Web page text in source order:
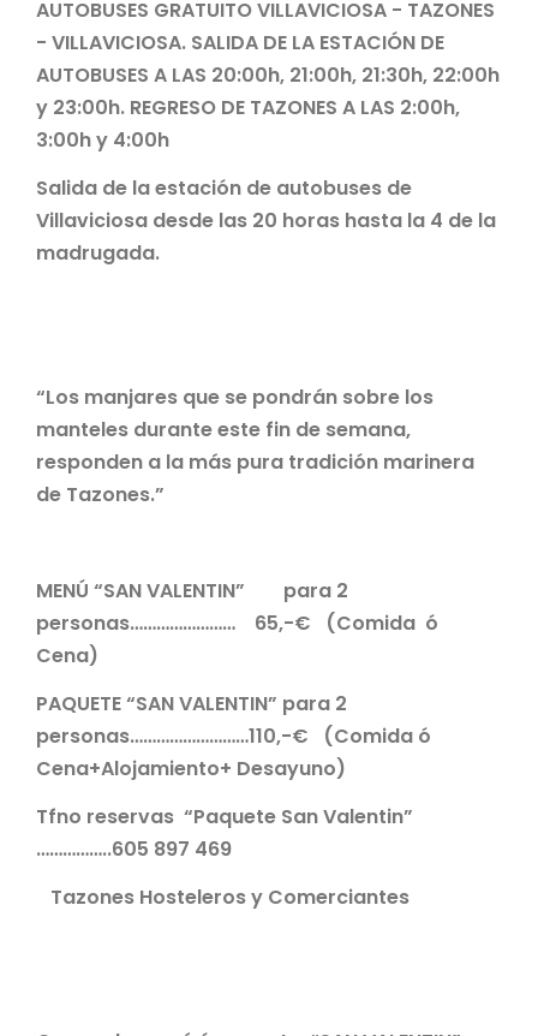
AUTOBUSES GRATUITO VILLAVICIOSA - TAZONES
- VILLAVICIOSA. SALIDA DE LA ESTACIÓN DE
AUTOBUSES A LAS 20:00h, 21:00h, 21:30h, 22:00h
y 23:00h. REGRESO DE TAZONES A LAS 2:00h,
3:00h y 4:00h
Salida de la estación de autobuses de
Villaviciosa desde las 20 horas hasta la 4 de la
madrugada.
“Los manjares que se pondrán sobre los
manteles durante este fin de semana,
responden a la más pura tradición marinera
de Tazones.”
MENÚ “SAN VALENTIN” para 2
personas…………………… 65,-€ (Comida ó
Cena)
PAQUETE “SAN VALENTIN” para 2
personas………………………110,-€ (Comida ó
Cena+Alojamiento+ Desayuno)
Tfno reservas “Paquete San Valentin”
……………..605 897 469
Tazones Hosteleros y Comerciantes